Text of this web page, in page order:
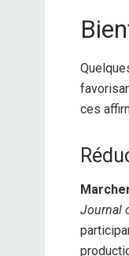
ces
Journal